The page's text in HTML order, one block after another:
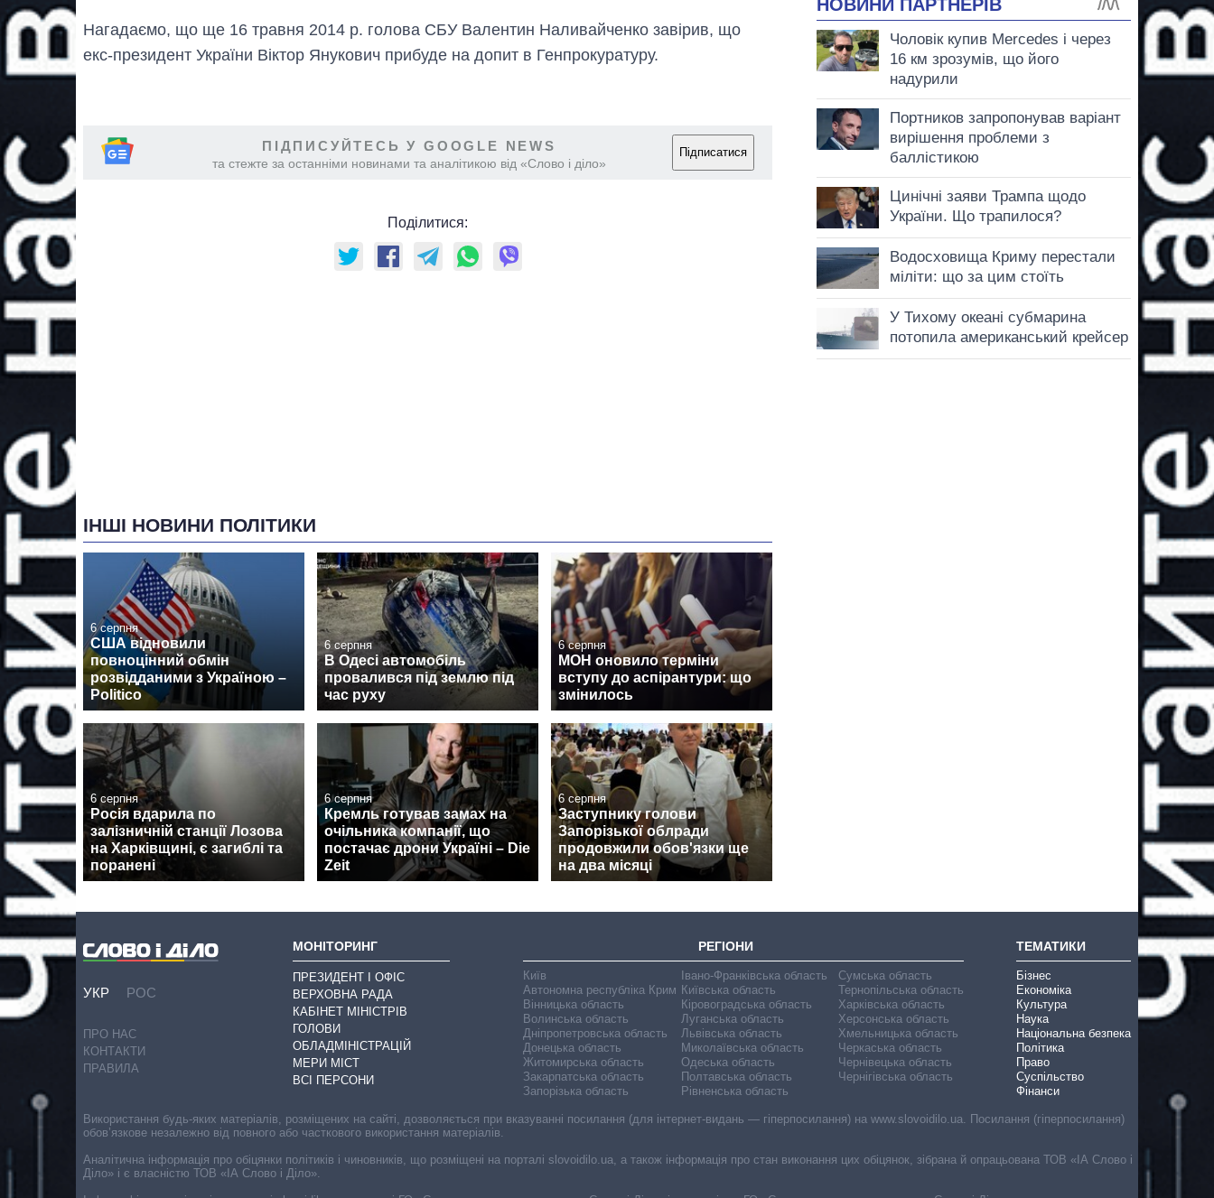
Нагадаємо, що ще 16 травня 2014 р. голова СБУ Валентин Наливайченко завірив, що
екс-президент України Віктор Янукович прибуде на допит в Генпрокуратуру.
ПІДПИСУЙТЕСЬ У GOOGLE NEWS
та стежте за останніми новинами та аналітикою від «Слово і діло»
Підписатися
Поділитися:
ІНШІ НОВИНИ ПОЛІТИКИ
6 серпня
США відновили
повноцінний обмін
розвідданими з Україною –
Politico
6 серпня
В Одесі автомобіль
провалився під землю під
час руху
6 серпня
МОН оновило терміни
вступу до аспірантури: що
змінилось
6 серпня
Росія вдарила по
залізничній станції Лозова
на Харківщині, є загиблі та
поранені
6 серпня
Кремль готував замах на
очільника компанії, що
постачає дрони Україні – Die
Zeit
6 серпня
Заступнику голови
Запорізької облради
продовжили обов'язки ще
на два місяці
УКР РОС
ПРО НАС
КОНТАКТИ
ПРАВИЛА
МОНІТОРИНГ
ПРЕЗИДЕНТ І ОФІС
ВЕРХОВНА РАДА
КАБІНЕТ МІНІСТРІВ
ГОЛОВИ
ОБЛАДМІНІСТРАЦІЙ
МЕРИ МІСТ
ВСІ ПЕРСОНИ
РЕГІОНИ
Київ
Автономна республіка Крим
Вінницька область
Волинська область
Дніпропетровська область
Донецька область
Житомирська область
Закарпатська область
Запорізька область
Івано-Франківська область
Київська область
Кіровоградська область
Луганська область
Львівська область
Миколаївська область
Одеська область
Полтавська область
Рівненська область
Сумська область
Тернопільська область
Харківська область
Херсонська область
Хмельницька область
Черкаська область
Чернівецька область
Чернігівська область
ТЕМАТИКИ
Бізнес
Економіка
Культура
Наука
Національна безпека
Політика
Право
Суспільство
Фінанси
Використання будь-яких матеріалів, розміщених на сайті, дозволяється при вказуванні посилання (для інтернет-видань — гіперпосилання) на www.slovoidilo.ua. Посилання (гіперпосилання)
обов’язкове незалежно від повного або часткового використання матеріалів.
Аналітична інформація про обіцянки політиків і чиновників, що розміщені на порталі slovoidilo.ua, а також інформація про стан виконання цих обіцянок, зібрана й опрацьована ТОВ «ІА Слово і
Діло» і є власністю ТОВ «ІА Слово і Діло».